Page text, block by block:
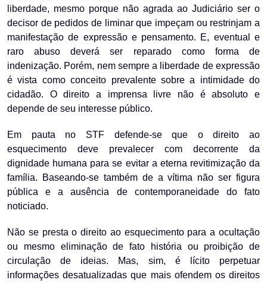
liberdade, mesmo porque não agrada ao Judiciário ser o
decisor de pedidos de liminar que impeçam ou restrinjam a
manifestação de expressão e pensamento. E, eventual e
raro abuso deverá ser reparado como forma de
indenização. Porém, nem sempre a liberdade de expressão
é vista como conceito prevalente sobre a intimidade do
cidadão. O direito a imprensa livre não é absoluto e
depende de seu interesse público.
Em pauta no STF defende-se que o direito ao
esquecimento deve prevalecer com decorrente da
dignidade humana para se evitar a eterna revitimização da
família. Baseando-se também de a vítima não ser figura
pública e a ausência de contemporaneidade do fato
noticiado.
Não se presta o direito ao esquecimento para a ocultação
ou mesmo eliminação de fato história ou proibição de
circulação de ideias. Mas, sim, é lícito perpetuar
informações desatualizadas que mais ofendem os direitos